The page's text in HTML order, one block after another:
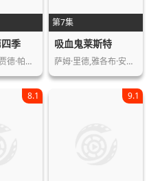
季
詹森·阿克斯,贾德·帕达里克,米沙·克…
第7集
吸血鬼莱斯特
萨姆·里德,雅各布·安德森,阿萨德·扎…
8.1 9.1